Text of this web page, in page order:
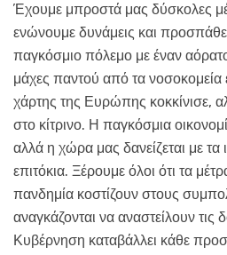
Έχουμε μπροστά μας δύσκολες
ενώνουμε δυνάμεις και
παγκόσμιο πόλεμο με έναν
μάχες παντού από τα
χάρτης της Ευρώπης κοκκίνισε,
στο κίτρινο. Η παγκόσμια
αλλά η χώρα μας δανείζεται με τα
επιτόκια. Ξέρουμε όλοι ότι τα
πανδημία κοστίζουν στους
αναγκάζονται να αναστείλουν τις
Κυβέρνηση καταβάλλει κάθε